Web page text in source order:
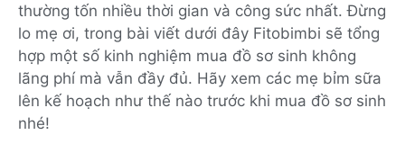
thường tốn nhiều thời gian và công sức nhất. Đừng
lo mẹ ơi, trong bài viết dưới đây Fitobimbi sẽ tổng
hợp một số kinh nghiệm mua đồ sơ sinh không
lãng phí mà vẫn đầy đủ. Hãy xem các mẹ bỉm sữa
lên kế hoạch như thế nào trước khi mua đồ sơ sinh
nhé!